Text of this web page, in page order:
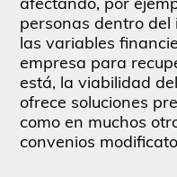
personas dentro del
las variables
empresa para
está, la viabilidad
ofrece soluciones
como en muchos
convenios